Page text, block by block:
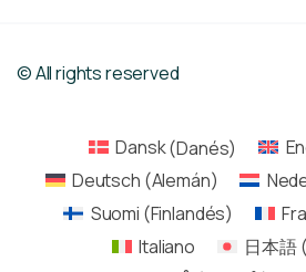
© All rights reserved
Dansk(Danés)
Deutsch (Alemán)
Suomi (Finlandés)
Italiano
日本語(